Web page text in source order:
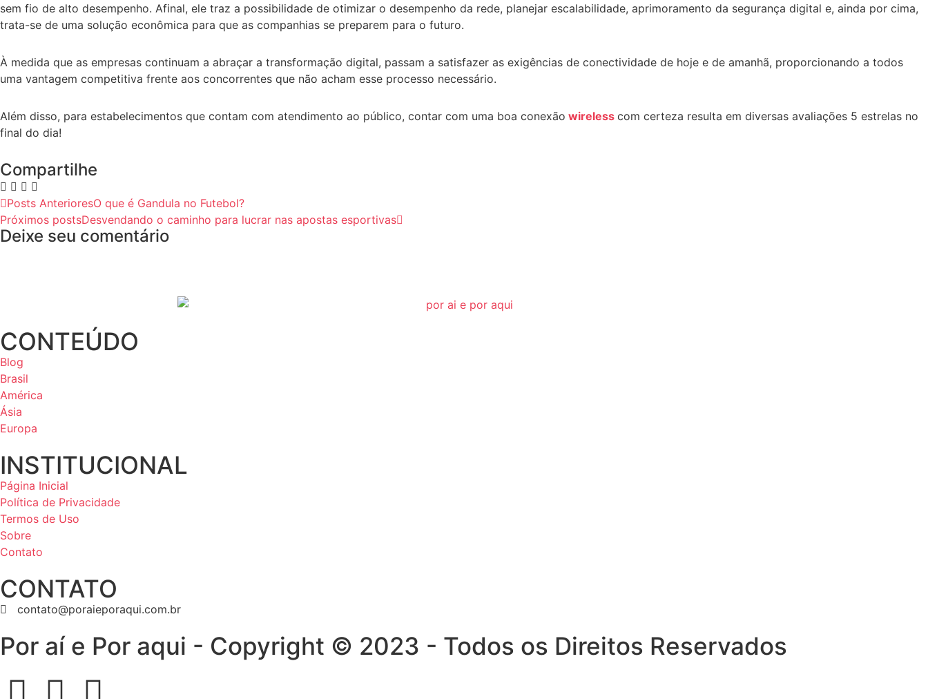
sem fio de alto desempenho. Afinal, ele traz a possibilidade de otimizar o desempenho da rede, planejar escalabilidade, aprimoramento da segurança digital e, ainda por cima,
trata-se de uma solução econômica para que as companhias se preparem para o futuro.
À medida que as empresas continuam a abraçar a transformação digital, passam a satisfazer as exigências de conectividade de hoje e de amanhã, proporcionando a todos
uma vantagem competitiva frente aos concorrentes que não acham esse processo necessário.
Além disso, para estabelecimentos que contam com atendimento ao público, contar com uma boa conexão wireless com certeza resulta em diversas avaliações 5 estrelas no
final do dia!
Compartilhe
Posts AnterioresO que é Gandula no Futebol?
Próximos postsDesvendando o caminho para lucrar nas apostas esportivas
Deixe seu comentário
CONTEÚDO
Blog
Brasil
América
Ásia
Europa
INSTITUCIONAL
Página Inicial
Política de Privacidade
Termos de Uso
Sobre
Contato
CONTATO
contato@poraieporaqui.com.br
Por aí e Por aqui - Copyright © 2023 - Todos os Direitos Reservados